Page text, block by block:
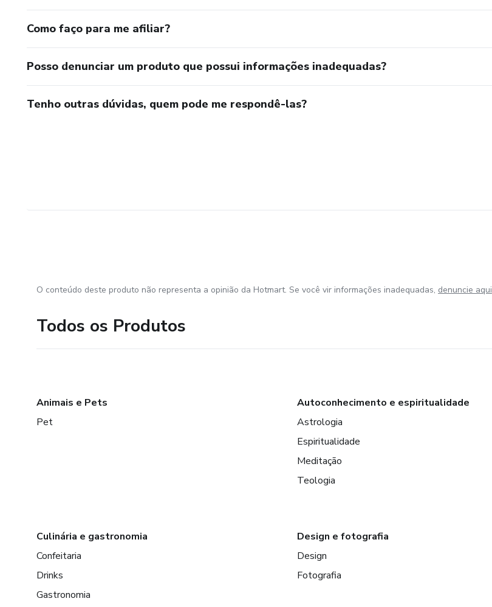
Como faço para me afiliar?
Posso denunciar um produto que possui informações inadequadas?
Tenho outras dúvidas, quem pode me respondê-las?
O conteúdo deste produto não representa a opinião da Hotmart. Se você vir informações inadequadas, denuncie aqui
Todos os Produtos
Animais e Pets
Pet
Autoconhecimento e espiritualidade
Astrologia
Espiritualidade
Meditação
Teologia
Culinária e gastronomia
Confeitaria
Drinks
Gastronomia
Design e fotografia
Design
Fotografia